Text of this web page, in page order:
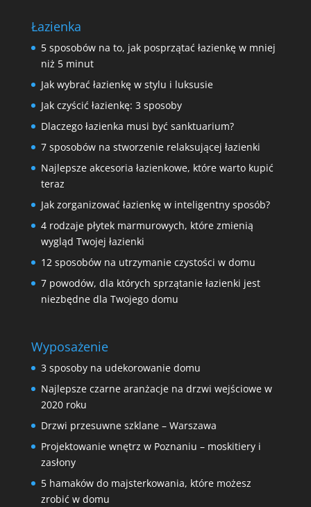
Łazienka
5 sposobów na to, jak posprzątać łazienkę w mniej
niż 5 minut
Jak wybrać łazienkę w stylu i luksusie
Jak czyścić łazienkę: 3 sposoby
Dlaczego łazienka musi być sanktuarium?
7 sposobów na stworzenie relaksującej łazienki
Najlepsze akcesoria łazienkowe, które warto kupić
teraz
Jak zorganizować łazienkę w inteligentny sposób?
4 rodzaje płytek marmurowych, które zmienią
wygląd Twojej łazienki
12 sposobów na utrzymanie czystości w domu
7 powodów, dla których sprzątanie łazienki jest
niezbędne dla Twojego domu
Wyposażenie
3 sposoby na udekorowanie domu
Najlepsze czarne aranżacje na drzwi wejściowe w
2020 roku
Drzwi przesuwne szklane – Warszawa
Projektowanie wnętrz w Poznaniu – moskitiery i
zasłony
5 hamaków do majsterkowania, które możesz
zrobić w domu